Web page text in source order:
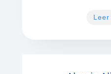
Leer